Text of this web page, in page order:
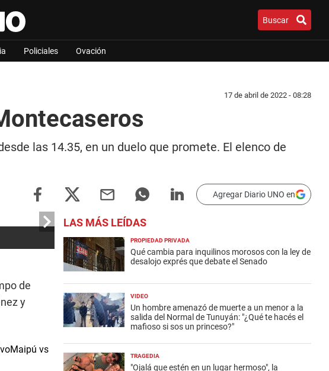
Buscar
Policiales Ovación
17 de abril de 2022 - 08:28
las 14.35, en un duelo que promete. El elenco de
Agregar Diario UNO en
de
y
vs
LAS MÁS LEÍDAS
PROPIEDAD PRIVADA
Qué cambia para inquilinos morosos con la ley de
desalojo exprés que debate el Senado
VIDEO
Un hombre amenazó de muerte a un menor a la
salida del Normal de Tunuyán: "¿Qué te hacés el
mafioso si sos un princeso?"
TRAGEDIA
"Ojalá que estén en un lugar hermoso", la